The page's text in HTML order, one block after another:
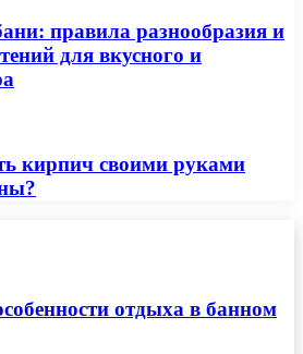
правила разнообразия и
для вкусного и
кирпич своими руками
отдыха в банном